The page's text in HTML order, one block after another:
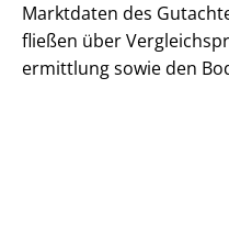
Marktdaten des
fließen über
ermitt­lung sowie den